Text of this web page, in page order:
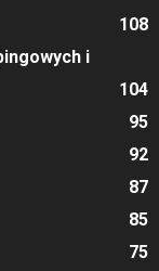
108
i
104
95
92
87
85
75